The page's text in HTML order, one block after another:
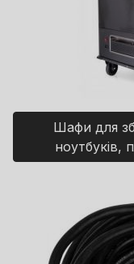
Шафи для
ноутбуків,